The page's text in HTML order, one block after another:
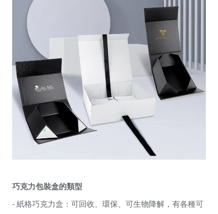
巧克力包裝盒的類型
- 紙格巧克力盒：可回收、環保、可生物降解，有各種可